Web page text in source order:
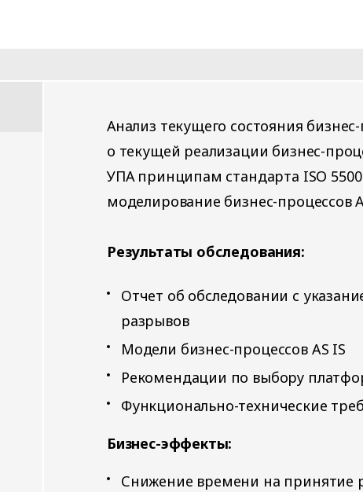
Анализ текущего состояния
о текущей реализации бизнес-
УПА принципам стандарта ISO
моделирование бизнес-процессов
Результаты обследования:
Отчет об обследовании с
разрывов
Модели бизнес-процессов AS IS
Рекомендации по выбору
Функционально-технические
Бизнес-эффекты:
Снижение времени на принятие